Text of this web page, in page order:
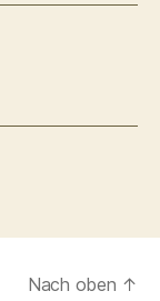
Nach oben ↑